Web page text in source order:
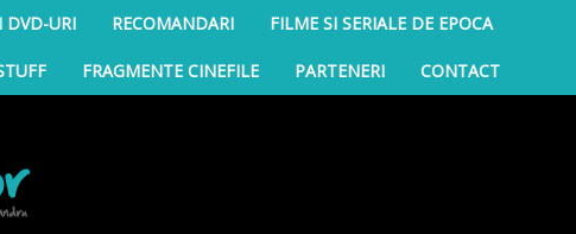
DVD-URI RECOMANDARI FILME SI SERIALE DE EPOCA
FRAGMENTE CINEFILE PARTENERI CONTACT